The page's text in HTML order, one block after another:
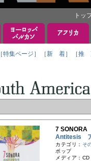
トッ
［特集ページ］ ［新 着］ ［推
7 SONORA
Antitesis
カテゴリ： そ
ポップ
メディア：CD